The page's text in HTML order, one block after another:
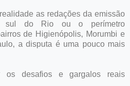
as redações da emissão
sul do Rio ou o perímetro
de Higienópolis, Morumbi e
a disputa é uma pouco mais
os desafios e gargalos reais